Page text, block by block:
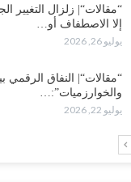
“مقالات“| زلزال التغيير
إلا الاصطفاف أو…
يوليو 26, 2026
“مقالات“| النفاق الرقمي
والخوارزميات”:…
يوليو 22, 2026